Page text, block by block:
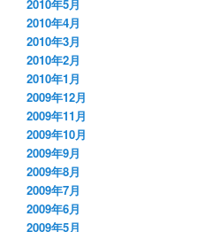
2010年5月
2010年4月
2010年3月
2010年2月
2010年1月
2009年12月
2009年11月
2009年10月
2009年9月
2009年8月
2009年7月
2009年6月
2009年5月